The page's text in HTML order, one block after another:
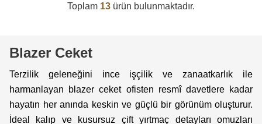
Toplam 13 ürün bulunmaktadır.
Blazer Ceket
Terzilik geleneğini ince işçilik ve zanaatkarlık ile
harmanlayan blazer ceket ofisten resmî davetlere kadar
hayatın her anında keskin ve güçlü bir görünüm oluşturur.
İdeal kalıp ve kusursuz çift yırtmaç detayları omuzları